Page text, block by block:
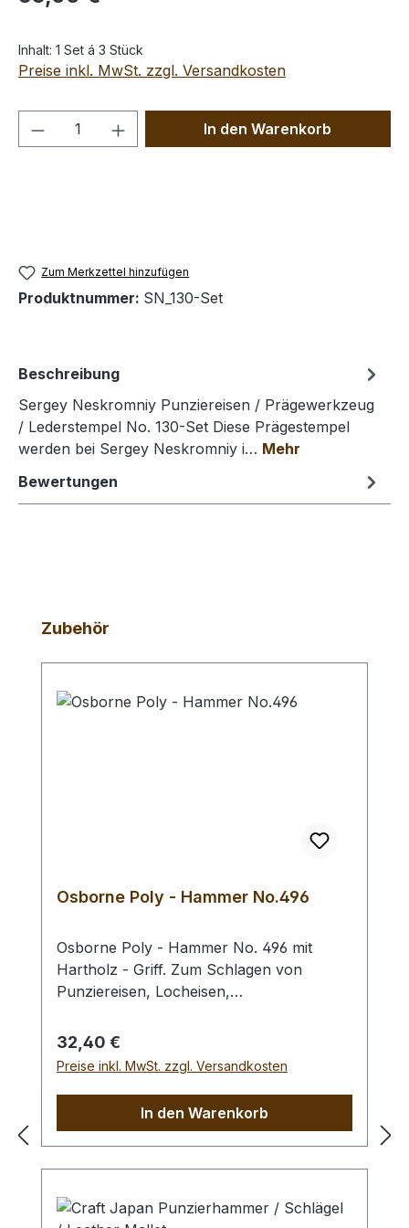
Inhalt: 1 Set á 3 Stück
Preise inkl. MwSt. zzgl. Versandkosten
Produkt Anzahl: Gib denIn den Warenkorb
Zum Merkzettel hinzufügen
Produktnummer: SN_130-Set
Beschreibung
Sergey Neskromniy Punziereisen / Prägewerkzeug
/ Lederstempel No. 130-Set Diese Prägestempel
werden bei Sergey Neskromniy i… Mehr
Bewertungen
Produktgalerie überspringen
Zubehör
Osborne Poly - Hammer No.496
Osborne Poly - Hammer No. 496 mit
Hartholz - Griff. Zum Schlagen von
Punziereisen, Locheisen,
Schlagfläche. Wenig Rückschlag durch
schlagabsorbierenden Poly -
Hammerkopf. 240 gr Gesamtgewicht /
Regulärer Preis:
32,40 €
Preise inkl. MwSt. zzgl. Versandkosten
In den Warenkorb